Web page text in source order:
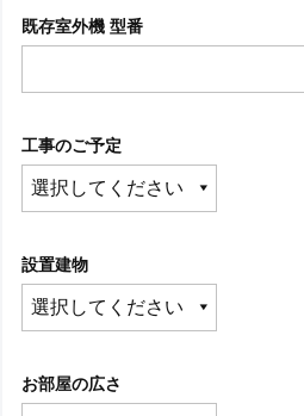
既存室外機 型番
工事のご予定
設置建物
お部屋の広さ